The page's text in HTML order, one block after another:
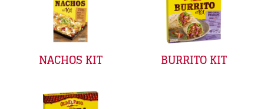
NACHOS KIT BURRITO KIT